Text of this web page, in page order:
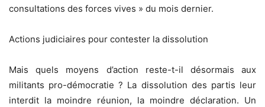
consultations des forces vives » du mois dernier.
Actions judiciaires pour contester la dissolution
Mais quels moyens d’action reste-t-il désormais aux
militants pro-démocratie ? La dissolution des partis leur
interdit la moindre réunion, la moindre déclaration. Un